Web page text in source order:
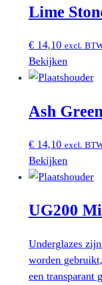
Lime
€ 14,10 excl.
Bekijken
Ash Green
€ 14,10 excl.
Bekijken
UG200
Underglazes
worden
een transparant